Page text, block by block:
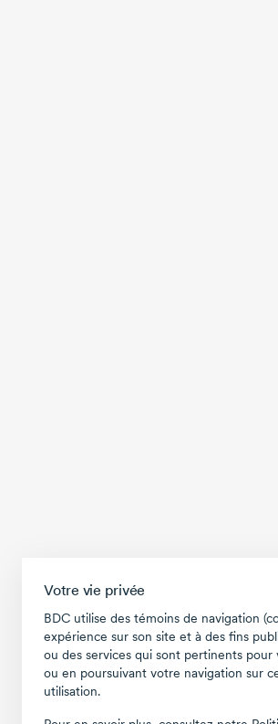
Votre vie privée
BDC utilise des témoins de navigation
expérience sur son site et à des fins
ou des services qui sont pertinents pour
ou en poursuivant votre navigation sur
utilisation.